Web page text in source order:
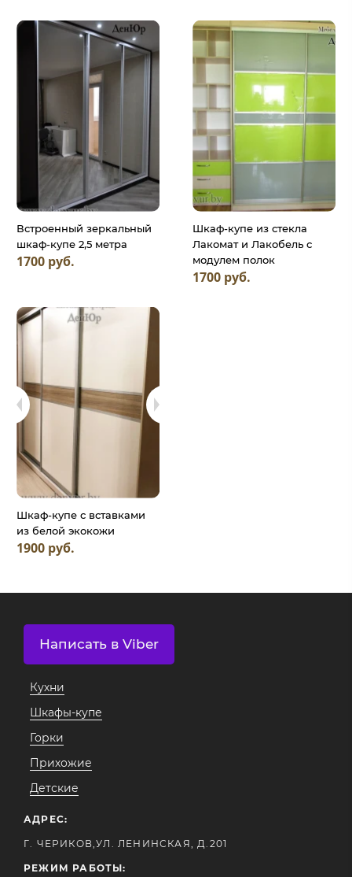
Встроенный зеркальный
шкаф-купе 2,5 метра
1700 руб.
Шкаф-купе из стекла
Лакомат и Лакобель с
модулем полок
1700 руб.
Шкаф-купе с вставками
из белой экокожи
1900 руб.
Написать в Viber
Кухни
Шкафы-купе
Горки
Прихожие
Детские
АДРЕС:
Г. ЧЕРИКОВ,УЛ. ЛЕНИНСКАЯ, Д.201
РЕЖИМ РАБОТЫ: